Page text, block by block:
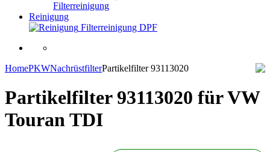
Filterreinigung
Reinigung
Filterreinigung DPF
HomePKWNachrüstfilterPartikelfilter 93113020
Partikelfilter 93113020 für VW
Touran TDI